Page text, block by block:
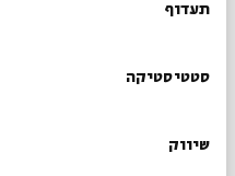
תעדוף
סטטיסטיקה
שיווק
שיתוף